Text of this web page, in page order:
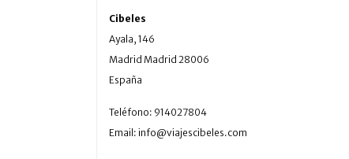
Cibeles
Ayala, 146
Madrid Madrid 28006
España
Teléfono: 914027804
Email: info@viajescibeles.com